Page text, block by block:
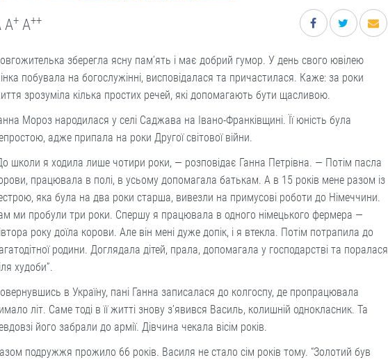
A+ A++
зберегла ясну пам’ять і має добрий гумор. У день свого ювілею
побувала на богослужінні, висповідалася та причастилася. Каже: за роки
зрозуміла кілька простих речей, які допомагають бути щасливою.
Мороз народилася у селі Саджава на Івано-Франківщині. Її юність була
адже припала на роки Другої світової війни.
школи я ходила лише чотири роки, — розповідає Ганна Петрівна. — Потім пасла
працювала в полі, в усьому допомагала батькам. А в 15 років мене разом із
яка була на два роки старша, вивезли на примусові роботи до Німеччини.
ми пробули три роки. Спершу я працювала в одного німецького фермера —
року доїла корови. Але він мені дуже допік, і я втекла. Потім потрапила до
родини. Доглядала дітей, прала, допомагала у господарстві та поралася
худоби”.
в Україну, пані Ганна записалася до колгоспу, де пропрацювала
літ. Саме тоді в її житті знову з’явився Василь, колишній однокласник. Та
його забрали до армії. Дівчина чекала вісім років.
подружжя прожило 66 років. Василя не стало сім років тому. “Золотий був